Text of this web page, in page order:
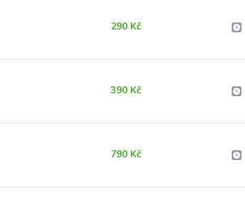
290 Kč
390 Kč
790 Kč